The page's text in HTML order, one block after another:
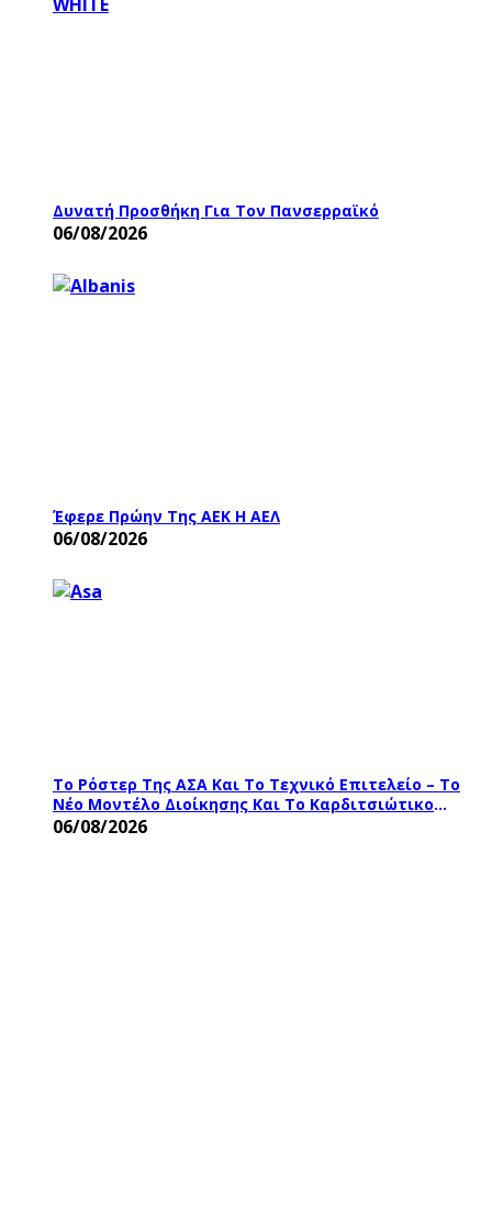
Δυνατή Προσθήκη Για Τον Πανσερραϊκό
06/08/2026
Έφερε Πρώην Της ΑΕΚ Η ΑΕΛ
06/08/2026
Το Ρόστερ Της ΑΣΑ Και Το Τεχνικό Επιτελείο – Το
Νέο Μοντέλο Διοίκησης Και Το Καρδιτσιώτικο
Χρώμα
06/08/2026